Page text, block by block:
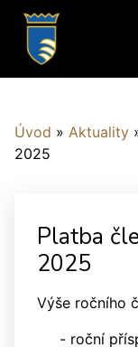
Úvod » Aktuality
2025
Platba
2025
Výše ročního
- roční